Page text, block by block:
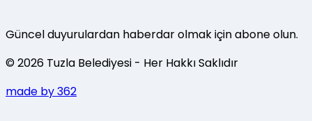
Güncel duyurulardan haberdar olmak için abone olun.
©2026 Tuzla Belediyesi - Her Hakkı Saklıdır
made by 362